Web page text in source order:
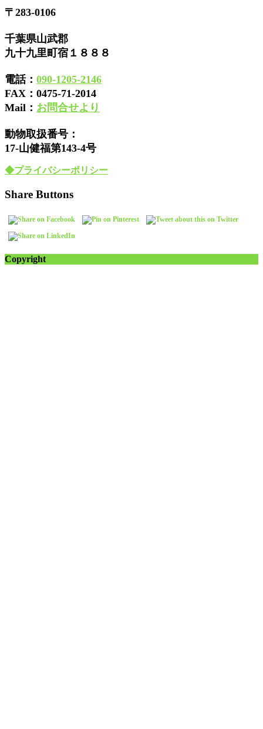
〒283-0106
千葉県山武郡
九十九里町宿１８８８
電話： 090-1205-2146
FAX： 0475-71-2014
Mail： お問合せより
動物取扱番号：
17-山健福第143-4号
◆プライバシーポリシー
Share Buttons
Copyright